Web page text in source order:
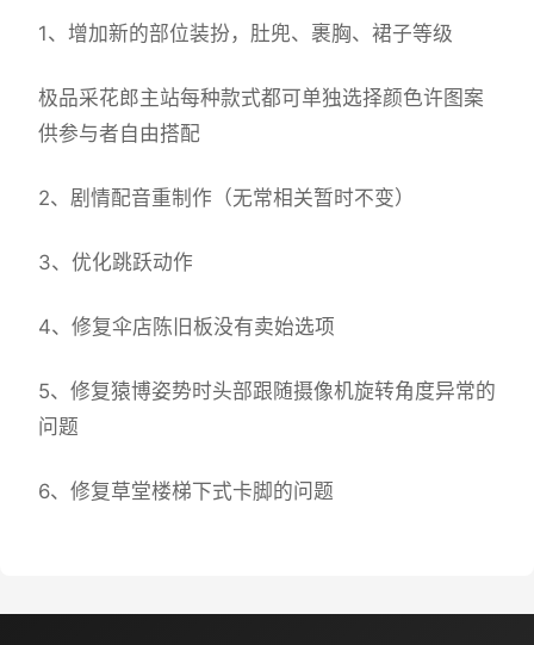
1、增加新的部位装扮，肚兜、裹胸、裙子等级
极品采花郎主站每种款式都可单独选择颜色许图案
供参与者自由搭配
2、剧情配音重制作（无常相关暂时不变）
3、优化跳跃动作
4、修复伞店陈旧板没有卖始选项
5、修复猿博姿势时头部跟随摄像机旋转角度异常的
问题
6、修复草堂楼梯下式卡脚的问题